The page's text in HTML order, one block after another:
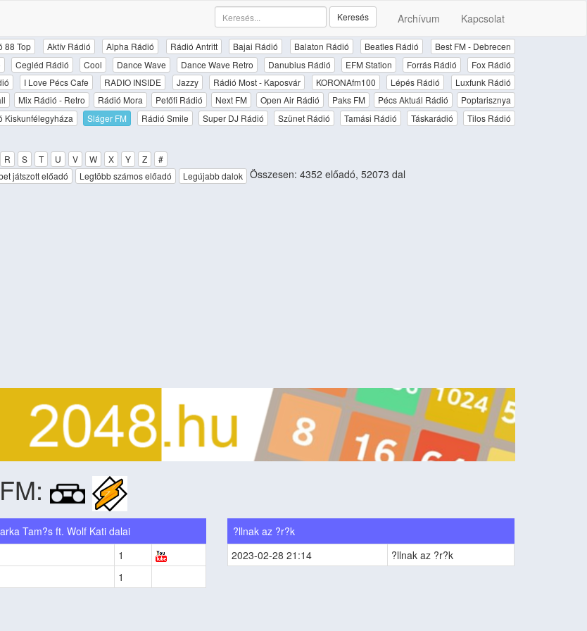
Archívum Kapcsolat
Keresés
88 Top Aktív Rádió Alpha Rádió Rádió Antritt Bajai Rádió Balaton Rádió Beatles Rádió
Best FM - Debrecen
Cegléd Rádió Cool Dance Wave Dance Wave Retro Danubius Rádió EFM Station Forrás Rádió
Fox Rádió
I Love Pécs Cafe RADIO INSIDE Jazzy Rádió Most - Kaposvár KORONAfm100 Lépés Rádió
Luxfunk Rádió
Mix Rádió - Retro Rádió Mora Petőfi Rádió Next FM Open Air Rádió Paks FM Pécs Aktuál Rádió
Poptarisznya
Kiskunfélegyháza Sláger FM Rádió Smile Super DJ Rádió Szünet Rádió Tamási Rádió Táskarádió
Tilos Rádió
R S T U V W X Y Z
#
játszott előadó Legtöbb számos előadó Legújabb dalok Összesen: 4352 előadó, 52073 dal
Tam?s ft. Wolf Kati dalai
1
1
?llnak az ?r?k
2023-02-28 21:14
?llnak az ?r?k